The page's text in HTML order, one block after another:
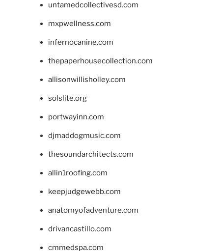
untamedcollectivesd.com
mxpwellness.com
infernocanine.com
thepaperhousecollection.com
allisonwillisholley.com
solslite.org
portwayinn.com
djmaddogmusic.com
thesoundarchitects.com
allin1roofing.com
keepjudgewebb.com
anatomyofadventure.com
drivancastillo.com
cmmedspa.com